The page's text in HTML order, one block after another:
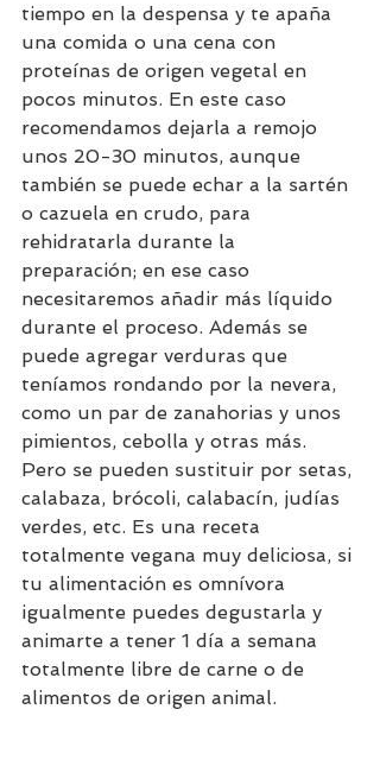
tiempo en la despensa y te apaña
una comida o una cena con
proteínas de origen vegetal en
pocos minutos. En este caso
recomendamos dejarla a remojo
unos 20-30 minutos, aunque
también se puede echar a la sartén
o cazuela en crudo, para
rehidratarla durante la
preparación; en ese caso
necesitaremos añadir más líquido
durante el proceso. Además se
puede agregar verduras que
teníamos rondando por la nevera,
como un par de zanahorias y unos
pimientos, cebolla y otras más.
Pero se pueden sustituir por setas,
calabaza, brócoli, calabacín, judías
verdes, etc. Es una receta
totalmente vegana muy deliciosa, si
tu alimentación es omnívora
igualmente puedes degustarla y
animarte a tener 1 día a semana
totalmente libre de carne o de
alimentos de origen animal.